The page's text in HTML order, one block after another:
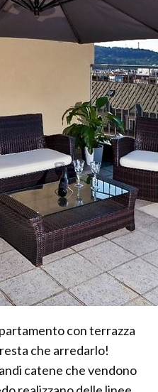
con terrazza
che arredarlo!
catene che vendono